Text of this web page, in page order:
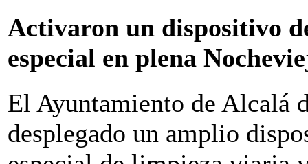
Activaron un dispositivo
especial en plena
El Ayuntamiento de Alcalá
desplegado un amplio